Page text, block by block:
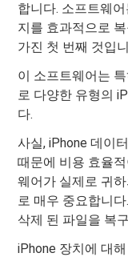
합니다. 소프트웨
지를 효과적으로
가진 첫 번째 것입
이 소프트웨어는
로 다양한 유형의
다.
사실, iPhone 데이
때문에 비용 효율
웨어가 실제로 귀
로 매우 중요합니
삭제 된 파일을 복
iPhone 장치에 대